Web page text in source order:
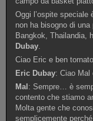
Oggi l’ospite speciale
non ha bisogno di
Bangkok, Thailandia,
Dubay.
Ciao Eric e ben
Eric Dubay: Ciao Mal
Mal : Sempre… è
contento che stiamo
Molta gente che
semplicemente